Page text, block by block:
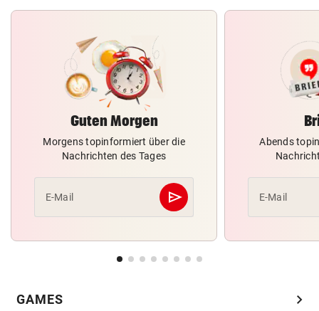
Guten Morgen
Morgens topinformiert über die
Nachrichten des Tages
E-Mail send
Abschicken
Abends
E-Mail
GAMES chevron_right